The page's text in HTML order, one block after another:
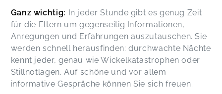
Ganz wichtig:
In jeder Stunde gibt es genug Zeit
für die Eltern um gegenseitig Informationen,
Anregungen und Erfahrungen auszutauschen. Sie
werden schnell herausfinden: durchwachte Nächte
kennt jeder, genau wie Wickelkatastrophen oder
Stillnotlagen. Auf schöne und vor allem
informative Gespräche können Sie sich freuen.